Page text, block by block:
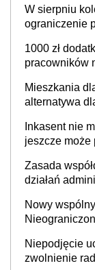
W sierpniu
ograniczenie
cały kraj
1000 zł
pracowników
Mieszkania
alternatywa
Inkasent nie
jeszcze może
Zasada
działań
Nowy
Niepodjęcie
zwolnienie